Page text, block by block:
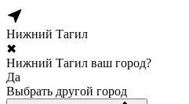
Нижний Тагил
✖
Нижний Тагил ваш город?
Да
Выбрать другой город